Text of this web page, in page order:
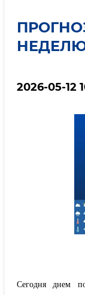
2026-05-12
Сегодня днем